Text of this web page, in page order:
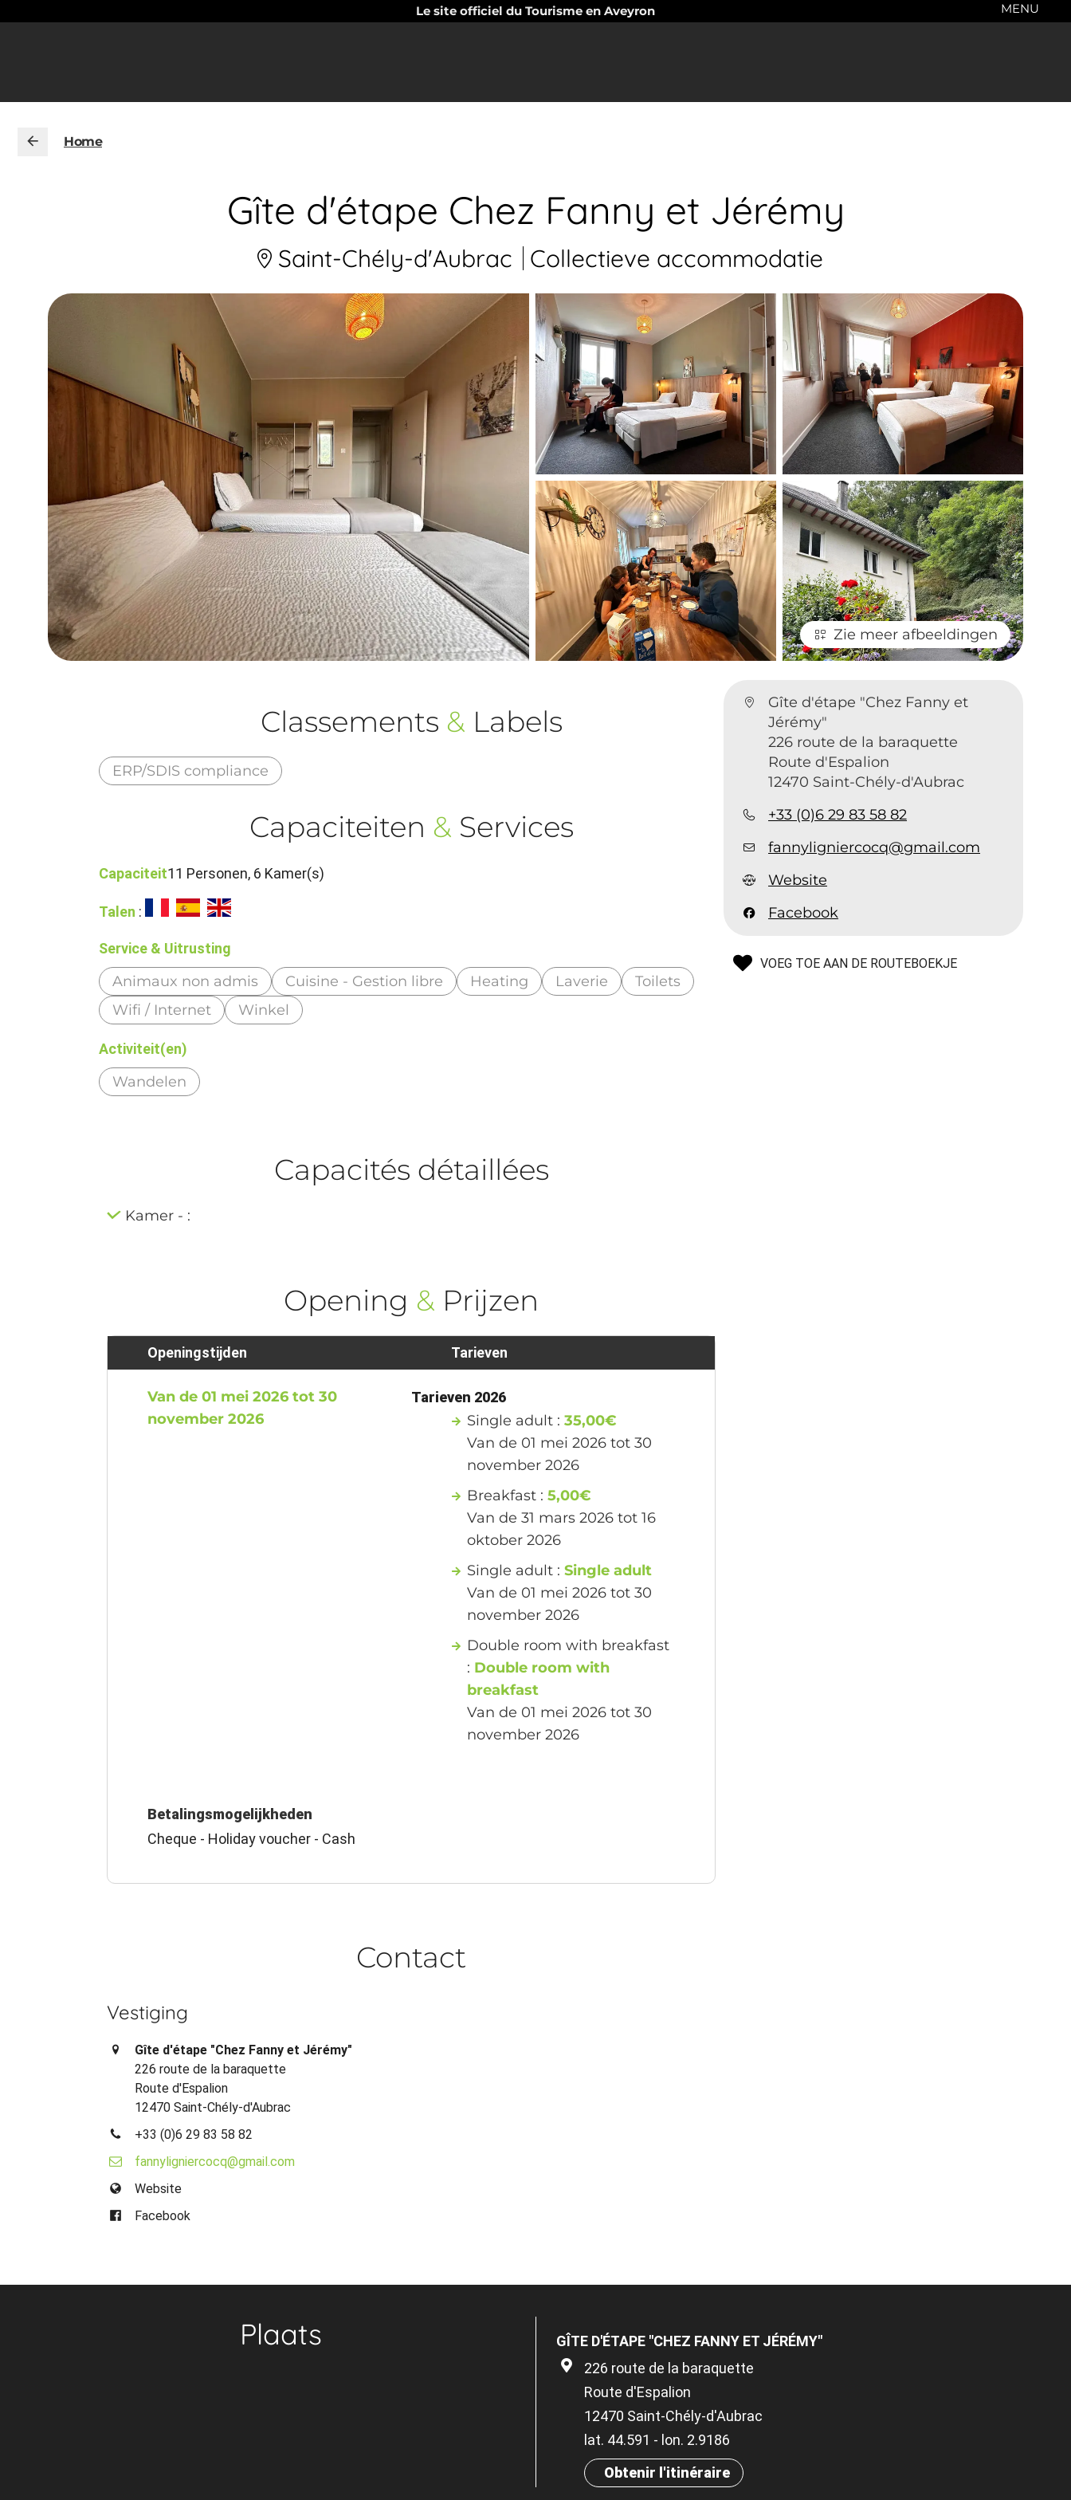
Le site officiel du Tourisme en Aveyron MENU
Home
Gîte d'étape Chez Fanny et Jérémy
Saint-Chély-d'Aubrac Collectieve accommodatie
Zie meer afbeeldingen
Gîte d'étape "Chez Fanny et
Jérémy"
226 route de la baraquette
Route d'Espalion
12470 Saint-Chély-d'Aubrac
+33 (0)6 29 83 58 82
fannyligniercocq@gmail.com
Website
Facebook
VOEG TOE AAN DE ROUTEBOEKJE
Classements & Labels
ERP/SDIS compliance
Capaciteiten & Services
Capaciteit11 Personen, 6 Kamer(s)
Talen :
Service & Uitrusting
Animaux non admis Cuisine - Gestion libre Heating Laverie
Toilets
Wifi / Internet
Winkel
Activiteit(en)
Wandelen
Capacités détaillées
Kamer - :
Opening & Prijzen
Openingstijden
Van de 01 mei 2026 tot 30
november 2026
Tarieven
Tarieven 2026
Single adult :35,00€
Van de 01 mei 2026 tot 30
november 2026
Breakfast :5,00€
Van de 31 mars 2026 tot 16
oktober 2026
Single adult :Single adult
Van de 01 mei 2026 tot 30
november 2026
Double room with breakfast
: Double room with
breakfast
Van de 01 mei 2026 tot 30
november 2026
Betalingsmogelijkheden
Cheque - Holiday voucher - Cash
Contact
Vestiging
Gîte d'étape "Chez Fanny et Jérémy"
226 route de la baraquette
Route d'Espalion
12470 Saint-Chély-d'Aubrac
+33 (0)6 29 83 58 82
fannyligniercocq@gmail.com
Website
Facebook
Plaats
GÎTE D'ÉTAPE "CHEZ FANNY ET JÉRÉMY"
226 route de la baraquette
Route d'Espalion
12470 Saint-Chély-d'Aubrac
lat. 44.591 - lon. 2.9186
Obtenir l'itinéraire